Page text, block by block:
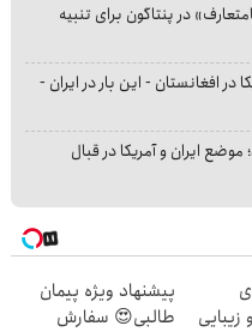
در پنتاگون برای تنبیه
در افغانستان - این بار در ایران -
ایران و آمریکا در قبال
پیشنهاد ویژه پیمان
طالبی😍 سفارش